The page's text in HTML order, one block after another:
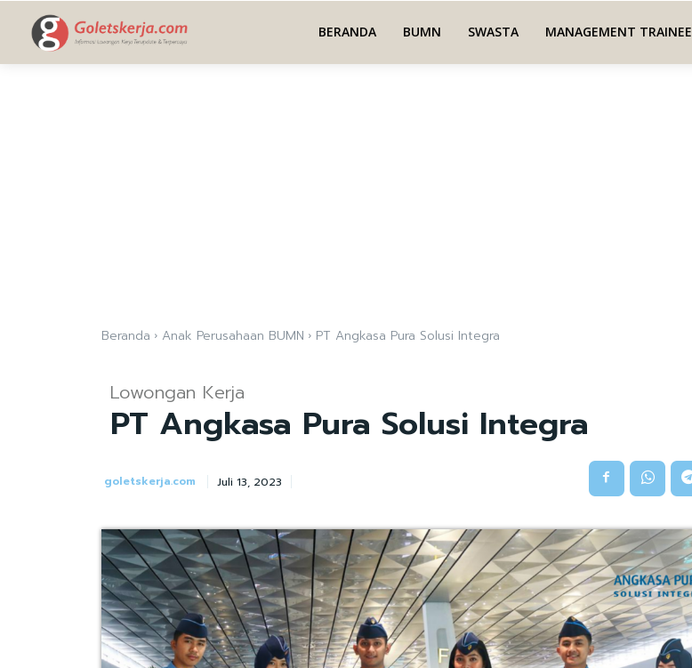
BERANDA BUMN SWASTA MANAGEMENT TRAINEE
Beranda Anak Perusahaan BUMN PT Angkasa Pura Solusi Integra
Lowongan Kerja
PT Angkasa Pura Solusi Integra
goletskerja.com Juli 13, 2023